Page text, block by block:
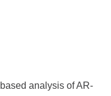
analysis of AR-